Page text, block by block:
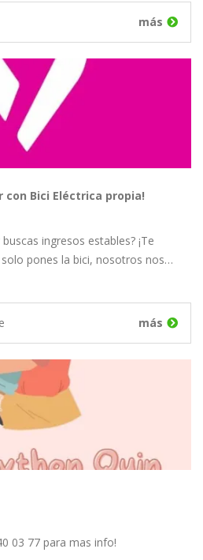
más
con Bici Eléctrica propia!
ingresos estables? ¡Te
pones la bici, nosotros nos…
más
03 77 para mas info!